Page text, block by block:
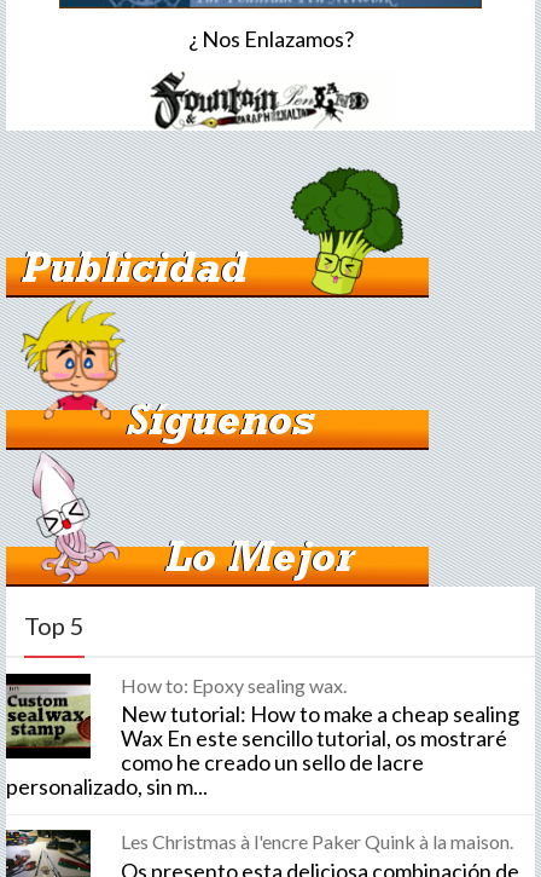
¿ Nos Enlazamos?
Top 5
How to: Epoxy sealing wax.
New tutorial: How to make a cheap sealing
Wax En este sencillo tutorial, os mostraré
como he creado un sello de lacre
personalizado, sin m...
Les Christmas à l'encre Paker Quink à la maison.
Os presento esta deliciosa combinación de